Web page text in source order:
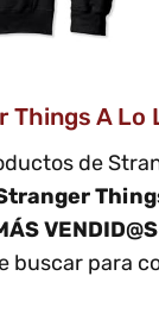
Things A
de
VENDID@S
buscar para